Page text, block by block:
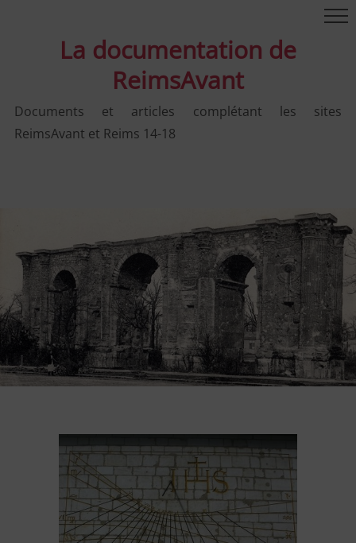
La documentation de
ReimsAvant
Documents et articles complétant les sites
ReimsAvant et Reims 14-18
Les cadrans solaires à
Reims
12 April 2026
Architecture Sculpture